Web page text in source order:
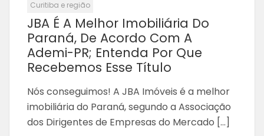
Curitiba e região
JBA É A Melhor Imobiliária Do
Paraná, De Acordo Com A
Ademi-PR; Entenda Por Que
Recebemos Esse Título
Nós conseguimos! A JBA Imóveis é a melhor
imobiliária do Paraná, segundo a Associação
dos Dirigentes de Empresas do Mercado […]